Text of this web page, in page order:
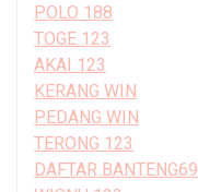
POLO 188
TOGE 123
AKAI 123
KERANG WIN
PEDANG WIN
TERONG 123
DAFTAR BANTENG69